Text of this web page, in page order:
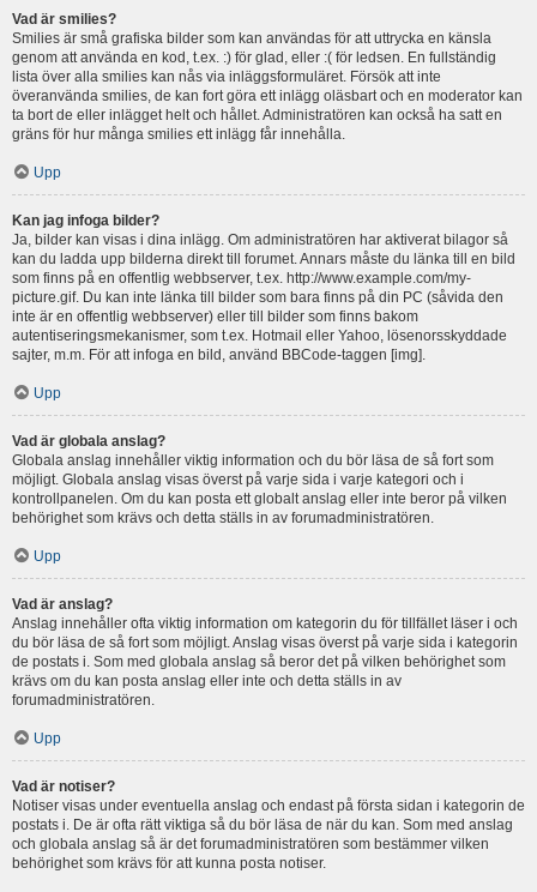
Vad är smilies?
Smilies är små grafiska bilder som kan användas för att uttrycka en känsla
genom att använda en kod, t.ex. :) för glad, eller :( för ledsen. En fullständig
lista över alla smilies kan nås via inläggsformuläret. Försök att inte
överanvända smilies, de kan fort göra ett inlägg oläsbart och en moderator kan
ta bort de eller inlägget helt och hållet. Administratören kan också ha satt en
gräns för hur många smilies ett inlägg får innehålla.
Upp
Kan jag infoga bilder?
Ja, bilder kan visas i dina inlägg. Om administratören har aktiverat bilagor så
kan du ladda upp bilderna direkt till forumet. Annars måste du länka till en bild
som finns på en offentlig webbserver, t.ex. http://www.example.com/my-
picture.gif. Du kan inte länka till bilder som bara finns på din PC (såvida den
inte är en offentlig webbserver) eller till bilder som finns bakom
autentiseringsmekanismer, som t.ex. Hotmail eller Yahoo, lösenorsskyddade
sajter, m.m. För att infoga en bild, använd BBCode-taggen [img].
Upp
Vad är globala anslag?
Globala anslag innehåller viktig information och du bör läsa de så fort som
möjligt. Globala anslag visas överst på varje sida i varje kategori och i
kontrollpanelen. Om du kan posta ett globalt anslag eller inte beror på vilken
behörighet som krävs och detta ställs in av forumadministratören.
Upp
Vad är anslag?
Anslag innehåller ofta viktig information om kategorin du för tillfället läser i och
du bör läsa de så fort som möjligt. Anslag visas överst på varje sida i kategorin
de postats i. Som med globala anslag så beror det på vilken behörighet som
krävs om du kan posta anslag eller inte och detta ställs in av
forumadministratören.
Upp
Vad är notiser?
Notiser visas under eventuella anslag och endast på första sidan i kategorin de
postats i. De är ofta rätt viktiga så du bör läsa de när du kan. Som med anslag
och globala anslag så är det forumadministratören som bestämmer vilken
behörighet som krävs för att kunna posta notiser.